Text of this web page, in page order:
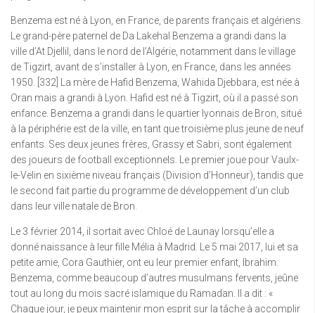
Benzema est né à Lyon, en France, de parents français et algériens.
Le grand-père paternel de Da Lakehal Benzema a grandi dans la
ville d’At Djellil, dans le nord de l’Algérie, notamment dans le village
de Tigzirt, avant de s’installer à Lyon, en France, dans les années
1950. [332] La mère de Hafid Benzema, Wahida Djebbara, est née à
Oran mais a grandi à Lyon. Hafid est né à Tigzirt, où il a passé son
enfance. Benzema a grandi dans le quartier lyonnais de Bron, situé
à la périphérie est de la ville, en tant que troisième plus jeune de neuf
enfants. Ses deux jeunes frères, Grassy et Sabri, sont également
des joueurs de football exceptionnels. Le premier joue pour Vaulx-
le-Velin en sixième niveau français (Division d’Honneur), tandis que
le second fait partie du programme de développement d’un club
dans leur ville natale de Bron.
Le 3 février 2014, il sortait avec Chloé de Launay lorsqu’elle a
donné naissance à leur fille Mélia à Madrid. Le 5 mai 2017, lui et sa
petite amie, Cora Gauthier, ont eu leur premier enfant, Ibrahim.
Benzema, comme beaucoup d’autres musulmans fervents, jeûne
tout au long du mois sacré islamique du Ramadan. Il a dit : «
Chaque jour, je peux maintenir mon esprit sur la tâche à accomplir